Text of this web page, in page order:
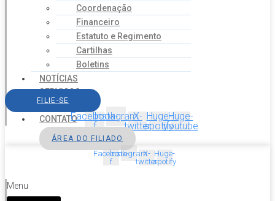
Coordenação
Financeiro
Estatuto e Regimento
Cartilhas
Boletins
NOTÍCIAS
SERVIÇOS
AGENDA
CONTATO
FILIE-SE
Facebook-
f
InstagramX-
twitter
Huge-
spotify
Huge-
youtube
ÁREA DO FILIADO
Facebook-
f
InstagramX-
twitter
Huge-
spotify
Menu